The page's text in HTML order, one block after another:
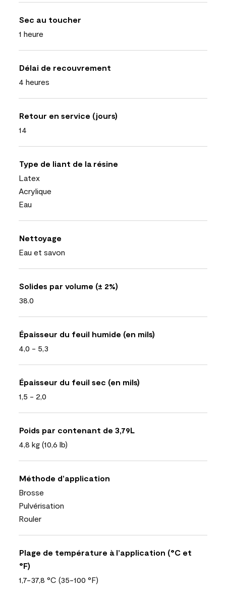
Sec au toucher
1 heure
Délai de recouvrement
4 heures
Retour en service (jours)
14
Type de liant de la résine
Latex
Acrylique
Eau
Nettoyage
Eau et savon
Solides par volume (± 2%)
38.0
Épaisseur du feuil humide (en mils)
4,0 - 5,3
Épaisseur du feuil sec (en mils)
1,5 - 2,0
Poids par contenant de 3,79L
4,8 kg (10,6 lb)
Méthode d’application
Brosse
Pulvérisation
Rouler
Plage de température à l’application (°C et
°F)
1,7-37,8 °C (35-100 °F)